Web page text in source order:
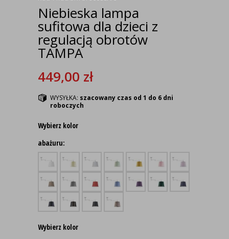
Niebieska lampa
sufitowa dla dzieci z
regulacją obrotów
TAMPA
449,00 zł
WYSYŁKA: szacowany czas od 1 do 6 dni
roboczych
Wybierz kolor
abażuru:
Wybierz kolor